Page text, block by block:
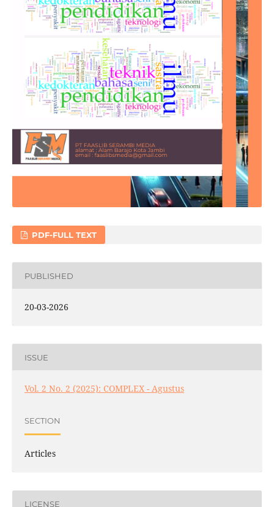
PDF-FULL TEXT
PUBLISHED
20-03-2026
ISSUE
Vol. 2 No. 2 (2025): COMPLEX - Agustus
SECTION
Articles
LICENSE